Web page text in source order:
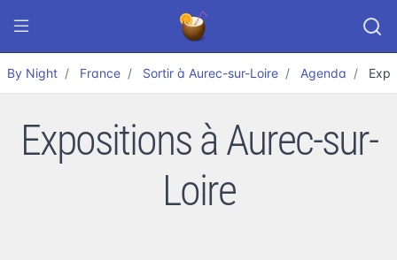
By Night France Sortir à Aurec-sur-Loire Agenda
Expositions à Aurec-sur-
Loire